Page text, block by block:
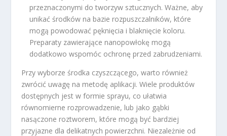
przeznaczonymi do tworzyw sztucznych. Ważne, aby
unikać środków na bazie rozpuszczalników, które
mogą powodować pęknięcia i blaknięcie koloru.
Preparaty zawierające nanopowłokę mogą
dodatkowo wspomóc ochronę przed zabrudzeniami.
Przy wyborze środka czyszczącego, warto również
zwrócić uwagę na metodę aplikacji. Wiele produktów
dostępnych jest w formie sprayu, co ułatwia
równomierne rozprowadzenie, lub jako gąbki
nasączone roztworem, które mogą być bardziej
przyjazne dla delikatnych powierzchni. Niezależnie od